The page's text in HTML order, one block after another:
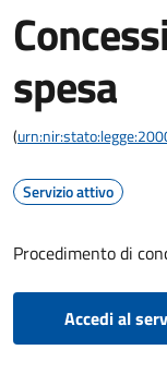
spesa
(
Servizio attivo
Procedimento di
Accedi al